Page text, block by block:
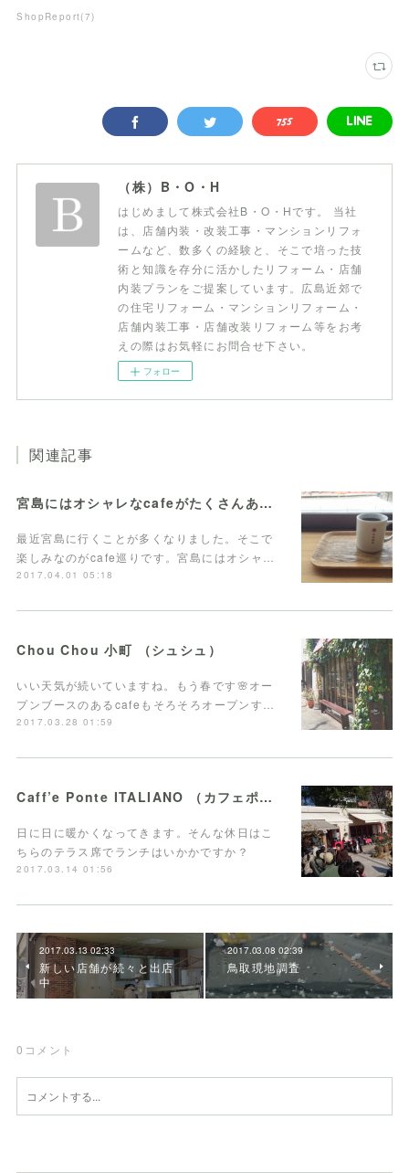
ShopReport(7)
（株）B・O・H
はじめまして株式会社B・O・Hです。 当社
は、店舗内装・改装工事・マンションリフォ
ームなど、数多くの経験と、そこで培った技
術と知識を存分に活かしたリフォーム・店舗
内装プランをご提案しています。広島近郊で
の住宅リフォーム・マンションリフォーム・
店舗内装工事・店舗改装リフォーム等をお考
えの際はお気軽にお問合せ下さい。
フォロー
関連記事
宮島にはオシャレなcafeがたくさんあります。
最近宮島に行くことが多くなりました。そこで
楽しみなのがcafe巡りです。宮島にはオシャ…
2017.04.01 05:18
Chou Chou 小町 （シュシュ）
いい天気が続いていますね。もう春です🌸オー
プンブースのあるcafeもそろそろオープンす…
2017.03.28 01:59
Caff’e Ponte ITALIANO （カフェポンテ イタリアーノ）
日に日に暖かくなってきます。そんな休日はこ
ちらのテラス席でランチはいかかですか？
2017.03.14 01:56
2017.03.13 02:33
新しい店舗が続々と出店
中
2017.03.08 02:39
鳥取現地調査
0 コメント